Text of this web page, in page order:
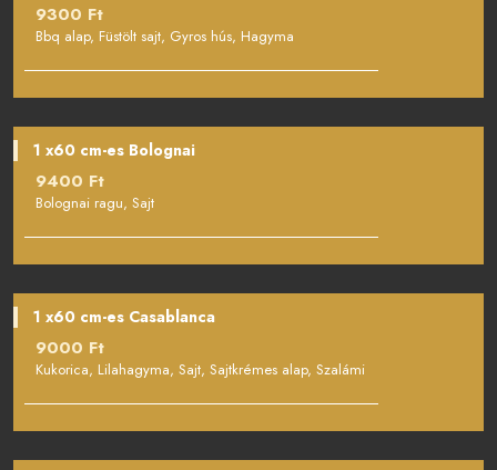
9300 Ft
Bbq alap, Füstölt sajt, Gyros hús, Hagyma
1 x60 cm-es Bolognai
9400 Ft
Bolognai ragu, Sajt
1 x60 cm-es Casablanca
9000 Ft
Kukorica, Lilahagyma, Sajt, Sajtkrémes alap, Szalámi